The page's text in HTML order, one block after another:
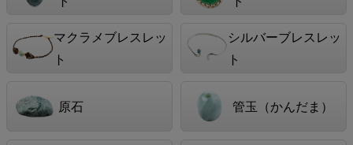
マクラメブレスレッ
ト
シルバーブレスレッ
ト
原石 管玉（かんだま）